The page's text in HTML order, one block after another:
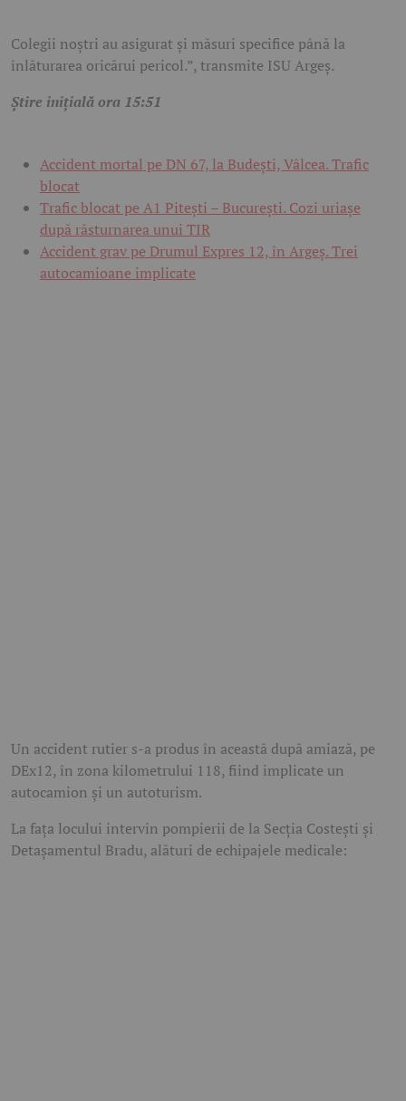
Colegii noștri au asigurat și măsuri specifice până la
înlăturarea oricărui pericol.”, transmite ISU Argeș.
Știre inițială ora 15:51
Accident mortal pe DN 67, la Budești, Vâlcea. Trafic
blocat
Trafic blocat pe A1 Pitești – București. Cozi uriașe
după răsturnarea unui TIR
Accident grav pe Drumul Expres 12, în Argeș. Trei
autocamioane implicate
Un accident rutier s-a produs în această după amiază, pe
DEx12, în zona kilometrului 118, fiind implicate un
autocamion și un autoturism.
La fața locului intervin pompierii de la Secția Costești și
Detașamentul Bradu, alături de echipajele medicale: